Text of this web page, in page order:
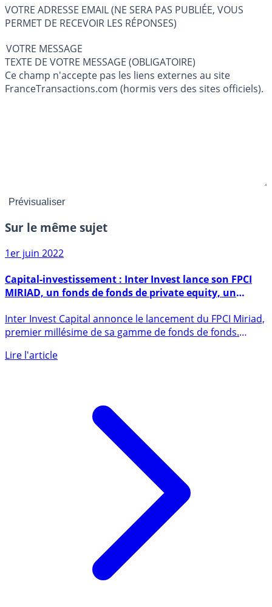
VOTRE ADRESSE EMAIL (NE SERA PAS PUBLIÉE, VOUS
PERMET DE RECEVOIR LES RÉPONSES)
VOTRE MESSAGE
TEXTE DE VOTRE MESSAGE (OBLIGATOIRE)
Ce champ n'accepte pas les liens externes au site
FranceTransactions.com (hormis vers des sites officiels).
Sur le même sujet
1er juin 2022
MIRIAD, un fonds de fonds de private equity, un
objectif de rendement élevé
premier millésime de sa gamme de fonds de fonds.